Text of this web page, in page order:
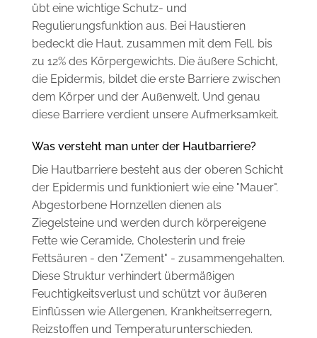
übt eine wichtige Schutz- und
Regulierungsfunktion aus. Bei Haustieren
bedeckt die Haut, zusammen mit dem Fell, bis
zu 12% des Körpergewichts. Die äußere Schicht,
die Epidermis, bildet die erste Barriere zwischen
dem Körper und der Außenwelt. Und genau
diese Barriere verdient unsere Aufmerksamkeit.
Was versteht man unter der Hautbarriere?
Die Hautbarriere besteht aus der oberen Schicht
der Epidermis und funktioniert wie eine "Mauer".
Abgestorbene Hornzellen dienen als
Ziegelsteine und werden durch körpereigene
Fette wie Ceramide, Cholesterin und freie
Fettsäuren - den "Zement" - zusammengehalten.
Diese Struktur verhindert übermäßigen
Feuchtigkeitsverlust und schützt vor äußeren
Einflüssen wie Allergenen, Krankheitserregern,
Reizstoffen und Temperaturunterschieden.